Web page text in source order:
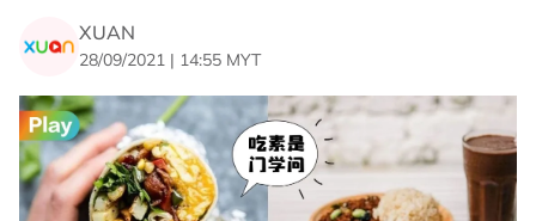
XUAN
28/09/2021 | 14:55 MYT